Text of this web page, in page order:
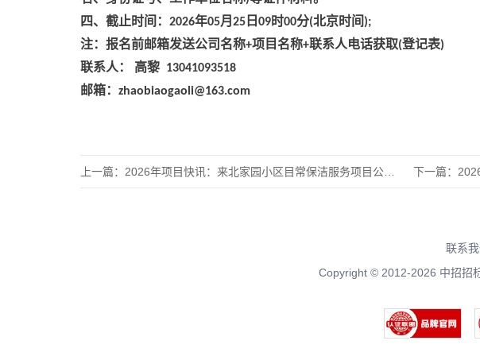
四、截止时间： 2026年05月 25日 09时00分(北京时间 );
注：报名前邮箱发送公司名称+项目名称+联系人电话获取(登记表)
联系人： 高黎 13041093518
邮箱： zhaobiaogaoli@163.com
上一篇： 2026年项目快讯：来北家园小区目常保洁服务项目公开招标 下一篇：
联系
Copyright © 2012-2026 中招招